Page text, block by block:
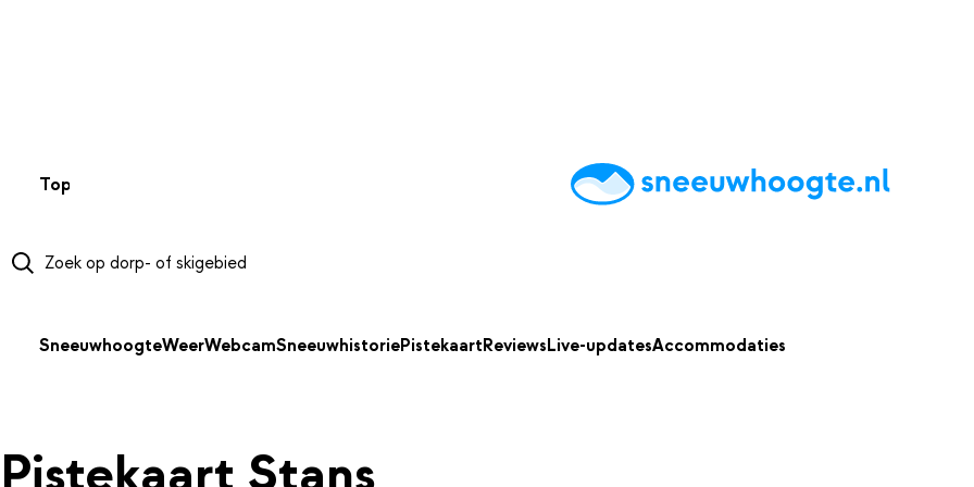
Top 50 AccommodatiesTipsReviewsLive updatesApp
SneeuwhoogteWeerWebcamSneeuwhistoriePistekaartReviewsLive-updatesAccommodaties